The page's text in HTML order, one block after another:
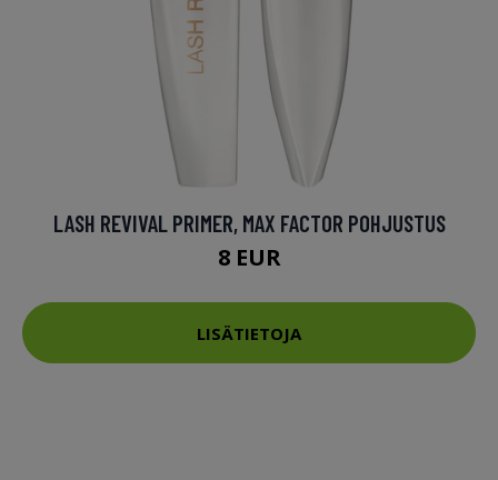
LASH REVIVAL PRIMER, MAX FACTOR POHJUSTUS
8 EUR
LISÄTIETOJA